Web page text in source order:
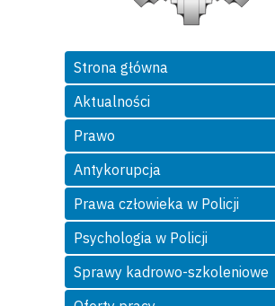
Strona główna
Aktualności
Prawo
Antykorupcja
Prawa człowieka w Policji
Psychologia w Policji
Sprawy kadrowo-szkoleniowe